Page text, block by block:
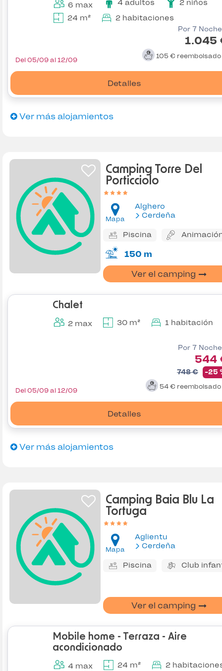
6 max 4 adultos
2 niños
24 m²
2 habitaciones
Por 7
1.045
105 € reembolsado
Detalles
Del 05/09 al 12/09
Ver más alojamientos
Camping Torre Del
Porticciolo
Mapa
Alghero
Cerdeña
Piscina
150 m
Ver el camping
Chalet
2 max 30 m² 1 habitación
Por 7
544
748 € -25
54 € reembolsado
Detalles
Del 05/09 al 12/09
Ver más alojamientos
Camping Baia Blu La
Tortuga
Mapa
Aglientu
Cerdeña
Piscina Club
Ver el camping
Mobile home - Terraza - Aire
acondicionado
4 max 24 m² 2